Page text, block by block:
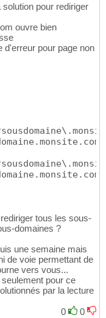
pour rediriger
ouvre bien
d'erreur pour page non
tous les sous-
domaines ?
une semaine mais
de voie permettant de
vers vous...
pour ce
par la lecture
0
0